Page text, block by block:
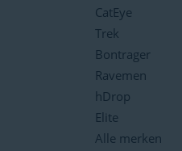
CatEye
Trek
Bontrager
Ravemen
hDrop
Elite
Alle merken